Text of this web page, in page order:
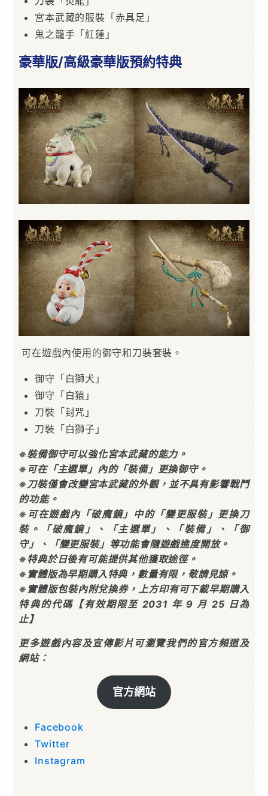
宮本武藏的服裝「赤具足」
鬼之籠手「紅蓮」
豪華版/高級豪華版預約特典
可在遊戲內使用的御守和刀裝套裝。
御守「白獅犬」
御守「白猿」
刀裝「封咒」
刀裝「白獅子」
※裝備御守可以強化宮本武藏的能力。
※可在「主選單」內的「裝備」更換御守。
※刀裝僅會改變宮本武藏的外觀，並不具有影響戰鬥
的功能。
※可在遊戲內「破魔鏡」中的「變更服裝」更換刀
裝。「破魔鏡」、「主選單」、「裝備」、「御
守」、「變更服裝」等功能會隨遊戲進度開放。
※特典於日後有可能提供其他獲取途徑。
※實體版為早期購入特典，數量有限，敬請見諒。
※實體版包裝內附兌換券，上方印有可下載早期購入
特典的代碼【有效期限至 2031 年 9 月 25 日為
止】
更多遊戲內容及宣傳影片可瀏覽我們的官方頻道及
網站：
官方網站
Facebook
Twitter
Instagram